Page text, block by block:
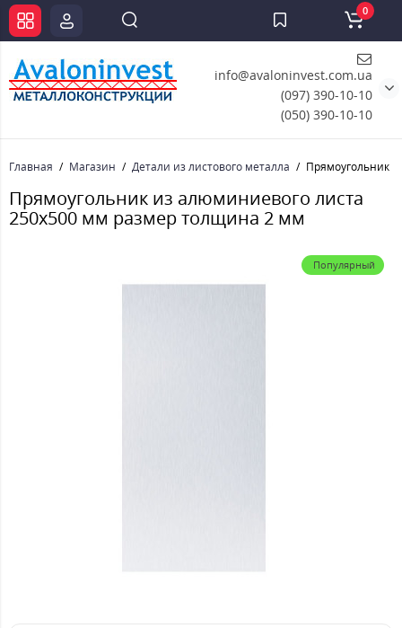
info@avaloninvest.com.ua
(097) 390-10-10
(050) 390-10-10
0
Главная Магазин Детали из листового металла Прямоугольник
Прямоугольник из алюминиевого листа
250х500 мм размер толщина 2 мм
Популярный